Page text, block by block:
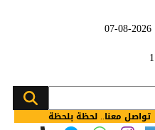
تواصل معنا.. لحظة بلحظة